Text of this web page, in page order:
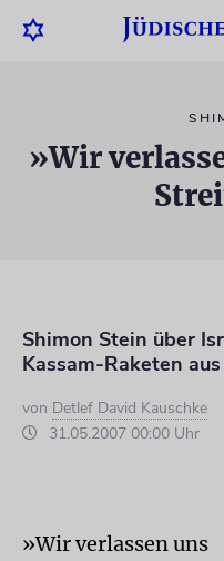
»Wir
Shimon Stein über
Kassam-Raketen aus
von Detlef David Kauschke
31.05.2007 00:00 Uhr
»Wir verlassen uns